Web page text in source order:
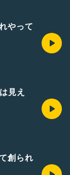
やって
見え
創られ